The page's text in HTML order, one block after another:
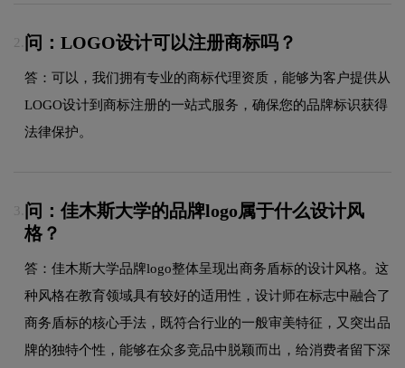
2. 问：LOGO设计可以注册商标吗？
答：可以，我们拥有专业的商标代理资质，能够为客户提供从
LOGO设计到商标注册的一站式服务，确保您的品牌标识获得
法律保护。
3. 问：佳木斯大学的品牌logo属于什么设计风
格？
答：佳木斯大学品牌logo整体呈现出商务盾标的设计风格。这
种风格在教育领域具有较好的适用性，设计师在标志中融合了
商务盾标的核心手法，既符合行业的一般审美特征，又突出品
牌的独特个性，能够在众多竞品中脱颖而出，给消费者留下深